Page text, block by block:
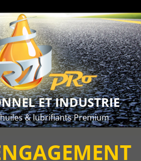
ET INDUSTRIE
huiles & lubrifiants Premium